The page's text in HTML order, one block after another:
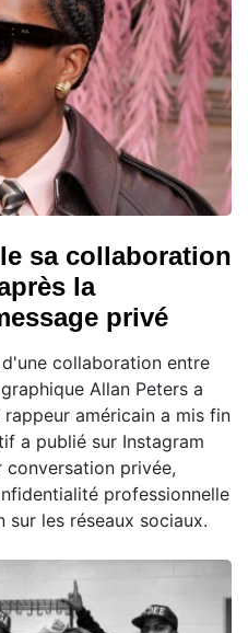
sa collaboration
la
privé
collaboration entre
Allan Peters a
américain a mis fin
a publié sur Instagram
conversation privée,
professionnelle
les réseaux sociaux.